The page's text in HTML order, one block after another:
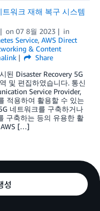
워크 재해 복구 시스템
on 07 8월 2023
in
Service, AWS Direct
& Content
Share
된 Disaster Recovery 5G
및 편집하였습니다. 통신
Service Provider,
적용하여 활용할 수 있는
네트워크를 구축하거나
구축하는 등의 유용한 활
AWS […]
성